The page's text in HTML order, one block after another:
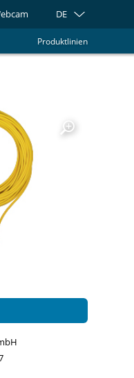
DE
Produktlinien